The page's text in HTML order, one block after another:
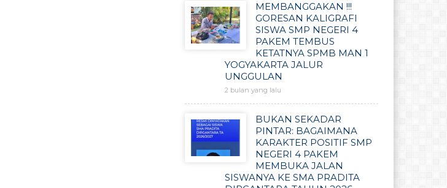
MEMBANGGAKAN !!!
GORESAN KALIGRAFI
SISWA SMP NEGERI 4
PAKEM TEMBUS
KETATNYA SPMB MAN 1
YOGYAKARTA JALUR
UNGGULAN
2 bulan yang lalu
BUKAN SEKADAR
PINTAR: BAGAIMANA
KARAKTER POSITIF SMP
NEGERI 4 PAKEM
MEMBUKA JALAN
SISWANYA KE SMA PRADITA